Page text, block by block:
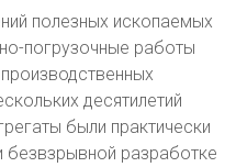
полезных ископаемых
погрузочные работы
десятилетий
были практически
безвзрывной разработке